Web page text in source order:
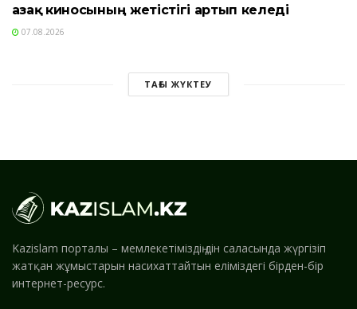
Қазақ киносының жетістігі артып келеді
07.08.2026
ТАҒЫ ЖҮКТЕУ
Kazislam порталы – мемлекетіміздің дін саласында жүргізіп
жатқан жұмыстарын насихаттайтын еліміздегі бірден-бір
интернет-ресурс.